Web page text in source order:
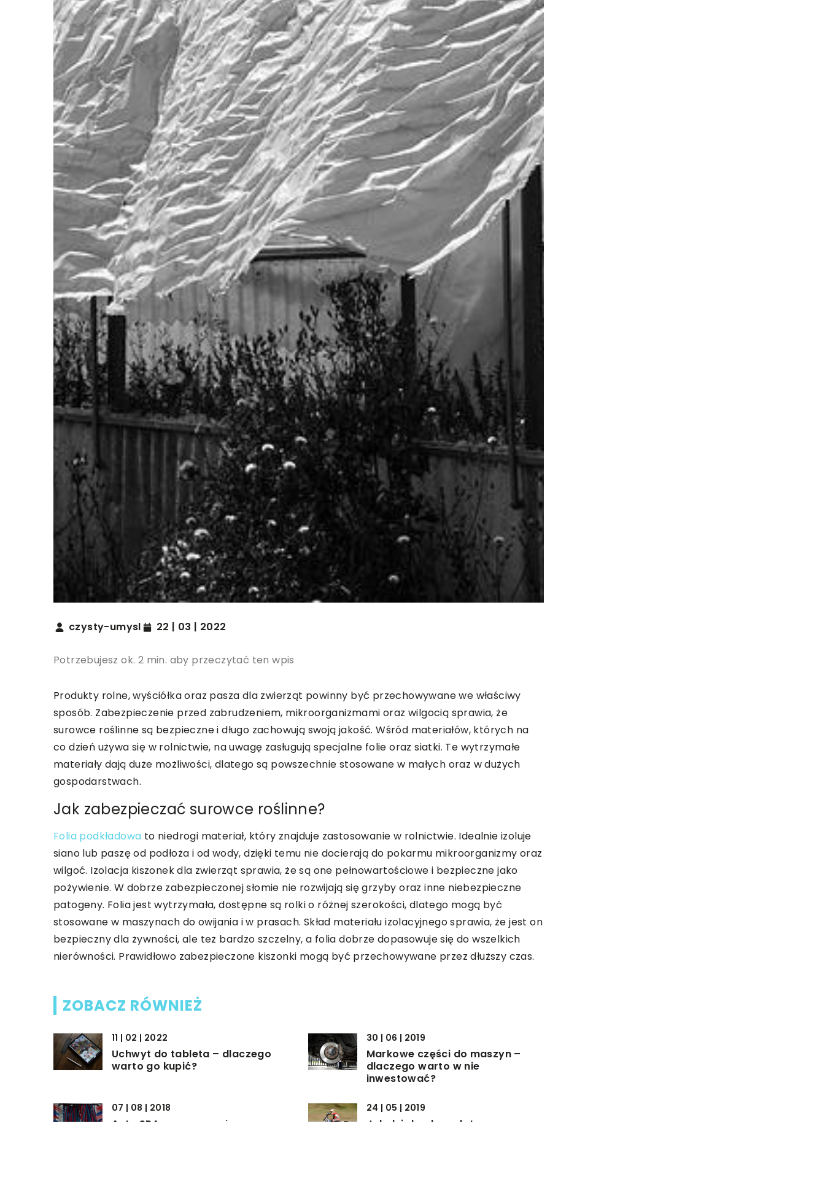
czysty-umysl 22 | 03 | 2022
Potrzebujesz ok. 2 min. aby przeczytać ten wpis
Produkty rolne, wyściółka oraz pasza dla zwierząt powinny być przechowywane we właściwy
sposób. Zabezpieczenie przed zabrudzeniem, mikroorganizmami oraz wilgocią sprawia, że
surowce roślinne są bezpieczne i długo zachowują swoją jakość. Wśród materiałów, których na
co dzień używa się w rolnictwie, na uwagę zasługują specjalne folie oraz siatki. Te wytrzymałe
materiały dają duże możliwości, dlatego są powszechnie stosowane w małych oraz w dużych
gospodarstwach.
Jak zabezpieczać surowce roślinne?
Folia podkładowa to niedrogi materiał, który znajduje zastosowanie w rolnictwie. Idealnie izoluje
siano lub paszę od podłoża i od wody, dzięki temu nie docierają do pokarmu mikroorganizmy oraz
wilgoć. Izolacja kiszonek dla zwierząt sprawia, że są one pełnowartościowe i bezpieczne jako
pożywienie. W dobrze zabezpieczonej słomie nie rozwijają się grzyby oraz inne niebezpieczne
patogeny. Folia jest wytrzymała, dostępne są rolki o różnej szerokości, dlatego mogą być
stosowane w maszynach do owijania i w prasach. Skład materiału izolacyjnego sprawia, że jest on
bezpieczny dla żywności, ale też bardzo szczelny, a folia dobrze dopasowuje się do wszelkich
nierówności. Prawidłowo zabezpieczone kiszonki mogą być przechowywane przez dłuższy czas.
ZOBACZ RÓWNIEŻ
11 | 02 | 2022
Uchwyt do tableta – dlaczego
warto go kupić?
30 | 06 | 2019
Markowe części do maszyn –
dlaczego warto w nie
inwestować?
07 | 08 | 2018
Auto SPA – czego można
24 | 05 | 2019
Jak działa akumulator w